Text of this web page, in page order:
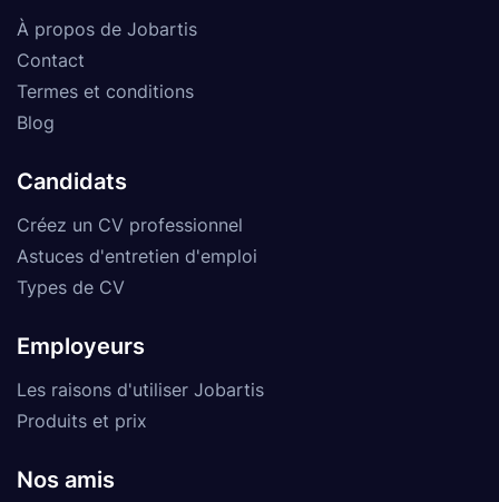
À propos de Jobartis
Contact
Termes et conditions
Blog
Candidats
Créez un CV professionnel
Astuces d'entretien d'emploi
Types de CV
Employeurs
Les raisons d'utiliser Jobartis
Produits et prix
Nos amis